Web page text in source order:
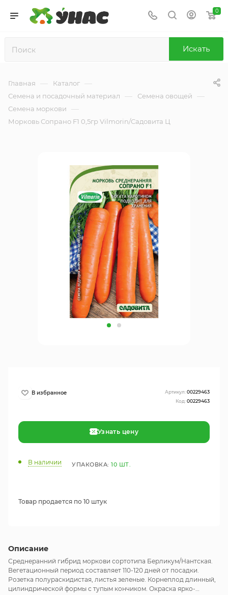
0
Искать
Главная — Каталог —
Семена и посадочный материал — Семена овощей —
Семена моркови —
Морковь Сопрано F1 0,5гр Vilmorin/Садовита Ц
Описание
Среднеранний гибрид моркови сортотипа Берликум/Нантская.
Вегетационный период составляет 110-120 дней от посадки.
Розетка полураскидистая, листья зеленые. Корнеплод длинный,
цилиндрической формы с тупым кончиком. Окраска ярко-
Артикул:00229463
Код:00229463
Узнать цену
В наличии УПАКОВКА: 10 ШТ.
Товар продается по 10 штук